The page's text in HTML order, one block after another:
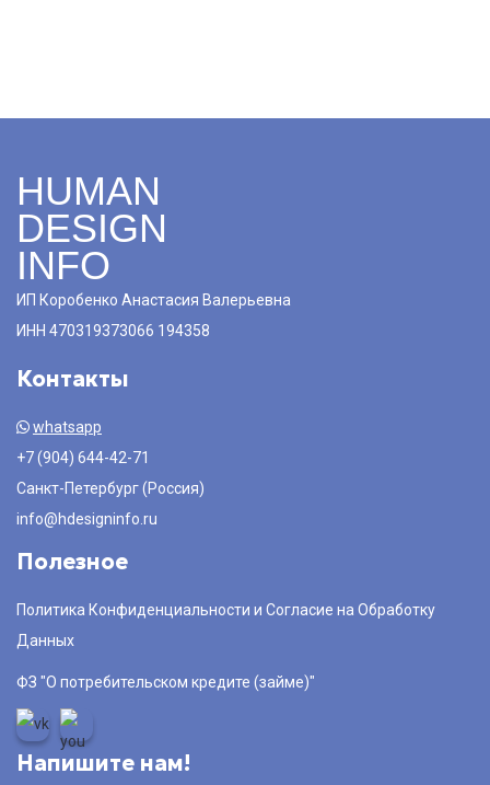
HUMAN
DESIGN
INFO
ИП Коробенко Анастасия Валерьевна
ИНН 470319373066 194358
Контакты
whatsapp
+7 (904) 644-42-71
Санкт-Петербург (Россия)
info@hdesigninfo.ru
Полезное
Политика Конфиденциальности и Согласие на Обработку
Данных
ФЗ "О потребительском кредите (займе)"
Напишите нам!